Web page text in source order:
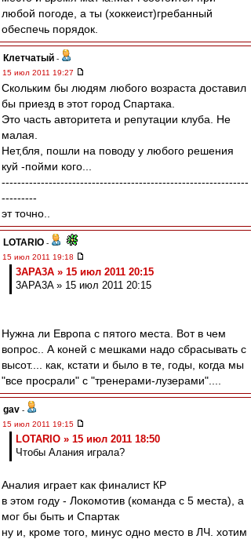
любой погоде, а ты (хоккеист)гребанный
обеспечь порядок.
Клетчатый -
15 июл 2011 19:27
Скольким бы людям любого возраста доставил
бы приезд в этот город Спартака.
Это часть авторитета и репутации клуба. Не
малая.
Нет,бля, пошли на поводу у любого решения
куй -пойми кого...
---------------------------------------------------------------
---------
эт точно..
LOTARIO -
15 июл 2011 19:18
3APA3A » 15 июл 2011 20:15
3APA3A » 15 июл 2011 20:15
Нужна ли Европа с пятого места. Вот в чем
вопрос.. А коней с мешками надо сбрасывать с
высот.... как, кстати и было в те, годы, когда мы
"все просрали" с "тренерами-лузерами"....
gav -
15 июл 2011 19:15
LOTARIO » 15 июл 2011 18:50
Чтобы Алания играла?
Аналия играет как финалист КР
в этом году - Локомотив (команда с 5 места), а
мог бы быть и Спартак
ну и, кроме того, минус одно место в ЛЧ. хотим